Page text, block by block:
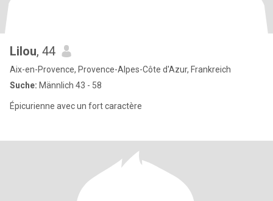
Lilou, 44
Aix-en-Provence, Provence-Alpes-Côte d'Azur, Frankreich
Suche: Männlich 43 - 58
Épicurienne avec un fort caractère